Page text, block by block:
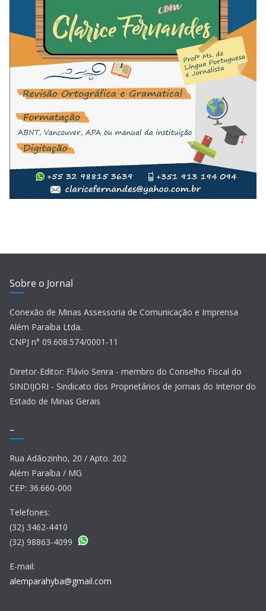
Sobre o Jornal
Conexão de Minas Assessoria de Comunicação e Imprensa
Além Paraíba Ltda.
CNPJ n° 09.608.574/0001-11
Diretor-Editor: Flávio Senra - membro do Conselho Fiscal do
SINDIJORI - Sindicato dos Proprietários de Jornais do Interior do
Estado de Minas Gerais
–
Rua Adãozinho, 20 / Apto. 202
Além Paraíba / MG
CEP: 36.660-000
Telefones:
(32) 3462-4410
(32) 98863-4099
E-mail:
alemparahyba@gmail.com